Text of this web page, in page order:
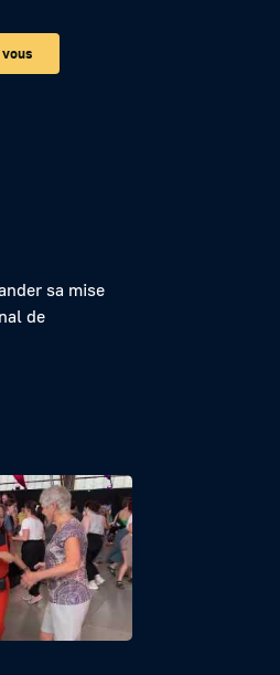
vous
en
sa mise
de